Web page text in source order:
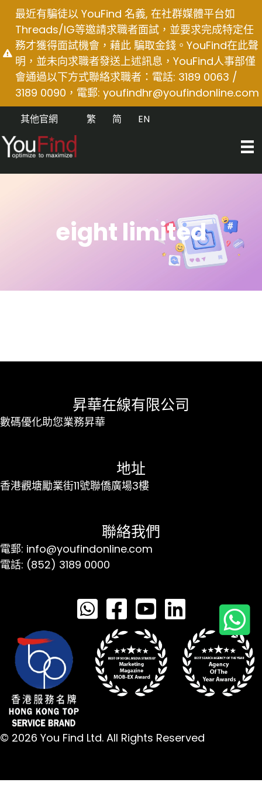
content
最近有騙徒以 YouFind 名義, 在社群媒體平台如
Threads/IG等邀請求職者面試，並要求完成特定任
務才獲得面試機會，藉此 騙取金錢。YouFind在此聲
明，並未向求職者發送上述訊息，YouFind人事部僅
會通過以下方式聯絡求職者：電話: 3189 0063 /
3189 0090，電郵: youfindhr@youfindonline.com
其他官網 EN
简
繁
eight limited
昇華在線有限公司
數碼優化助您業務昇華
地址
香港觀塘勵業街11號聯僑廣場3樓
聯絡我們
電郵: info@youfindonline.com
電話: (852) 3189 0000
© 2026 You Find Ltd. All Rights Reserved